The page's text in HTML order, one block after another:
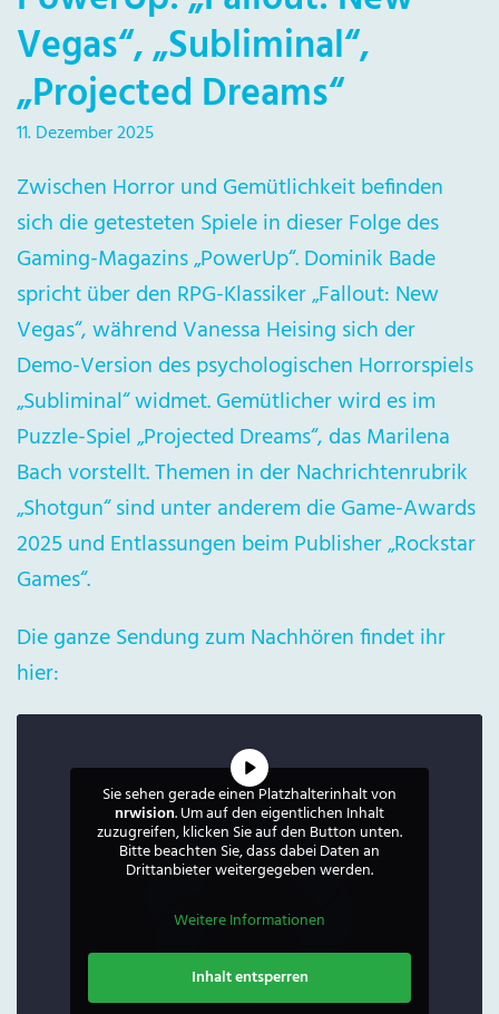
Vegas“, „Subliminal“,
„Projected Dreams“
11. Dezember 2025
Zwischen Horror und Gemütlichkeit befinden
sich die getesteten Spiele in dieser Folge des
Gaming-Magazins „PowerUp“. Dominik Bade
spricht über den RPG-Klassiker „Fallout: New
Vegas“, während Vanessa Heising sich der
Demo-Version des psychologischen Horrorspiels
„Subliminal“ widmet. Gemütlicher wird es im
Puzzle-Spiel „Projected Dreams“, das Marilena
Bach vorstellt. Themen in der Nachrichtenrubrik
„Shotgun“ sind unter anderem die Game-Awards
2025 und Entlassungen beim Publisher „Rockstar
Games“.
Die ganze Sendung zum Nachhören findet ihr
hier:
Sie sehen gerade einen Platzhalterinhalt von
nrwision. Um auf den eigentlichen Inhalt
zuzugreifen, klicken Sie auf den Button unten.
Bitte beachten Sie, dass dabei Daten an
Drittanbieter weitergegeben werden.
Weitere Informationen
Inhalt entsperren